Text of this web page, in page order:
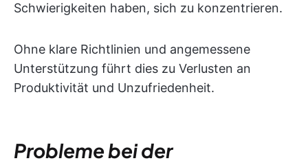
Schwierigkeiten haben, sich zu konzentrieren.
Ohne klare Richtlinien und angemessene
Unterstützung führt dies zu Verlusten an
Produktivität und Unzufriedenheit.
Probleme bei der